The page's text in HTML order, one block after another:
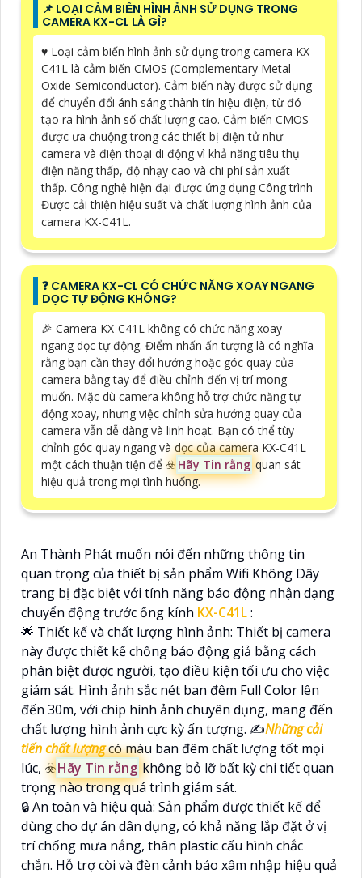
📌 LOẠI CẢM BIẾN HÌNH ẢNH SỬ DỤNG TRONG
CAMERA KX-CL LÀ GÌ?
♥️ Loại cảm biến hình ảnh sử dụng trong camera KX-
C41L là cảm biến CMOS (Complementary Metal-
Oxide-Semiconductor). Cảm biến này được sử dụng
để chuyển đổi ánh sáng thành tín hiệu điện, từ đó
tạo ra hình ảnh số chất lượng cao. Cảm biến CMOS
được ưa chuộng trong các thiết bị điện tử như
camera và điện thoại di động vì khả năng tiêu thụ
điện năng thấp, độ nhạy cao và chi phí sản xuất
thấp. Công nghệ hiện đại được ứng dụng Công trình
Được cải thiện hiệu suất và chất lượng hình ảnh của
camera KX-C41L.
️❓ CAMERA KX-CL CÓ CHỨC NĂNG XOAY NGANG
DỌC TỰ ĐỘNG KHÔNG?
️🎉 Camera KX-C41L không có chức năng xoay
ngang dọc tự động. Điểm nhấn ấn tượng là có nghĩa
rằng bạn cần thay đổi hướng hoặc góc quay của
camera bằng tay để điều chỉnh đến vị trí mong
muốn. Mặc dù camera không hỗ trợ chức năng tự
động xoay, nhưng việc chỉnh sửa hướng quay của
camera vẫn dễ dàng và linh hoạt. Bạn có thể tùy
chỉnh góc quay ngang và dọc của camera KX-C41L
một cách thuận tiện để ☣️ Hãy Tin rằng quan sát
hiệu quả trong mọi tình huống.
An Thành Phát muốn nói đến những thông tin
quan trọng của thiết bị sản phẩm Wifi Không Dây
trang bị đặc biệt với tính năng báo động nhận dạng
chuyển động trước ống kính KX-C41L:
🌟 Thiết kế và chất lượng hình ảnh: Thiết bị camera
này được thiết kế chống báo động giả bằng cách
phân biệt được người, tạo điều kiện tối ưu cho việc
giám sát. Hình ảnh sắc nét ban đêm Full Color lên
đến 30m, với chip hình ảnh chuyên dụng, mang đến
chất lượng hình ảnh cực kỳ ấn tượng. ✍️Những cải
tiến chất lượngcó màu ban đêm chất lượng tốt mọi
lúc, ☣️Hãy Tin rằng không bỏ lỡ bất kỳ chi tiết quan
trọng nào trong quá trình giám sát.
🔒 An toàn và hiệu quả: Sản phẩm được thiết kế để
dùng cho dự án dân dụng, có khả năng lắp đặt ở vị
trí chống mưa nắng, thân plastic cấu hình chắc
chắn. Hỗ trợ còi và đèn cảnh báo xâm nhập hiệu quả